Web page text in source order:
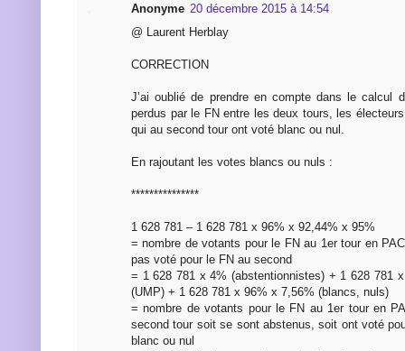
Anonyme 20 décembre 2015 à 14:54
@ Laurent Herblay
CORRECTION
J’ai oublié de prendre en compte dans le calcul
perdus par le FN entre les deux tours, les
qui au second tour ont voté blanc ou nul.
En rajoutant les votes blancs ou nuls :
***************
1 628 781 – 1 628 781 x 96% x 92,44% x 95%
= nombre de votants pour le FN au 1er tour en
pas voté pour le FN au second
= 1 628 781 x 4% (abstentionnistes) + 1 628 781
(UMP) + 1 628 781 x 96% x 7,56% (blancs, nuls)
= nombre de votants pour le FN au 1er tour en
second tour soit se sont abstenus, soit ont voté
blanc ou nul